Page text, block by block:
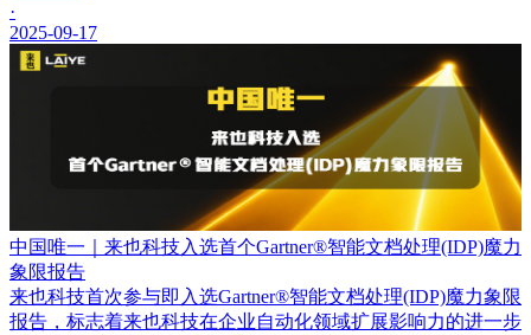
·
2025-09-17
中国唯一｜来也科技入选首个Gartner®智能文档处理(IDP)魔力
象限报告
来也科技首次参与即入选Gartner®智能文档处理(IDP)魔力象限
报告，标志着来也科技在企业自动化领域扩展影响力的进一步